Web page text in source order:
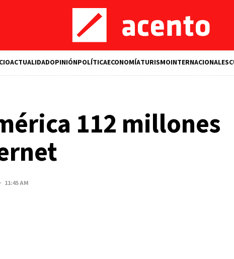
ACTUALIDADOPINIÓNPOLÍTICAECONOMÍATURISMOINTERNACIONALES
112 millones
11:45 AM